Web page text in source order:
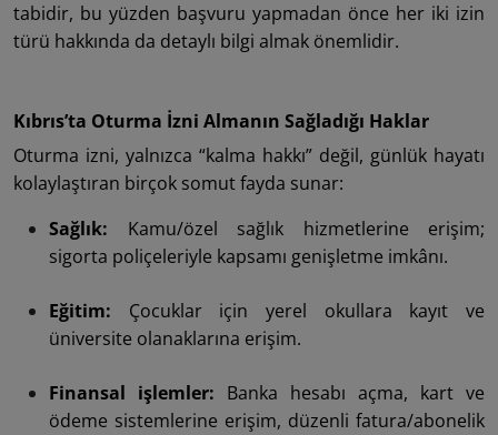
tabidir, bu yüzden başvuru yapmadan önce her iki izin
türü hakkında da detaylı bilgi almak önemlidir.
Kıbrıs’ta Oturma İzni Almanın Sağladığı Haklar
Oturma izni, yalnızca “kalma hakkı” değil, günlük hayatı
kolaylaştıran birçok somut fayda sunar:
Sağlık: Kamu/özel sağlık hizmetlerine erişim;
sigorta poliçeleriyle kapsamı genişletme imkânı.
Eğitim: Çocuklar için yerel okullara kayıt ve
üniversite olanaklarına erişim.
Finansal işlemler: Banka hesabı açma, kart ve
ödeme sistemlerine erişim, düzenli fatura/abonelik